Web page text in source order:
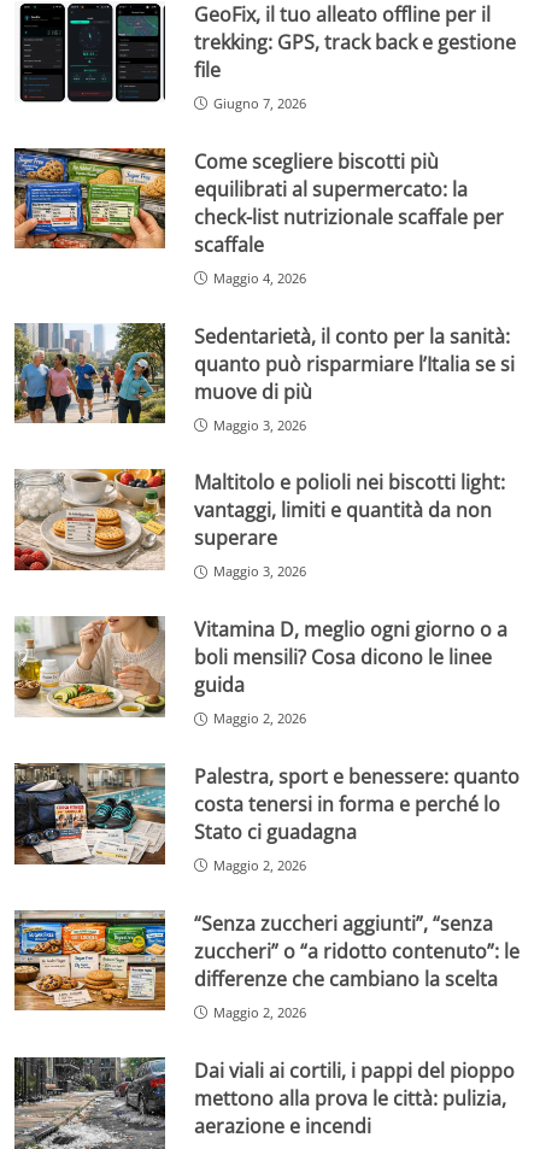
GeoFix, il tuo alleato offline per il
trekking: GPS, track back e gestione
file
Giugno 7, 2026
Come scegliere biscotti più
equilibrati al supermercato: la
check-list nutrizionale scaffale per
scaffale
Maggio 4, 2026
Sedentarietà, il conto per la sanità:
quanto può risparmiare l’Italia se si
muove di più
Maggio 3, 2026
Maltitolo e polioli nei biscotti light:
vantaggi, limiti e quantità da non
superare
Maggio 3, 2026
Vitamina D, meglio ogni giorno o a
boli mensili? Cosa dicono le linee
guida
Maggio 2, 2026
Palestra, sport e benessere: quanto
costa tenersi in forma e perché lo
Stato ci guadagna
Maggio 2, 2026
“Senza zuccheri aggiunti”, “senza
zuccheri” o “a ridotto contenuto”: le
differenze che cambiano la scelta
Maggio 2, 2026
Dai viali ai cortili, i pappi del pioppo
mettono alla prova le città: pulizia,
aerazione e incendi